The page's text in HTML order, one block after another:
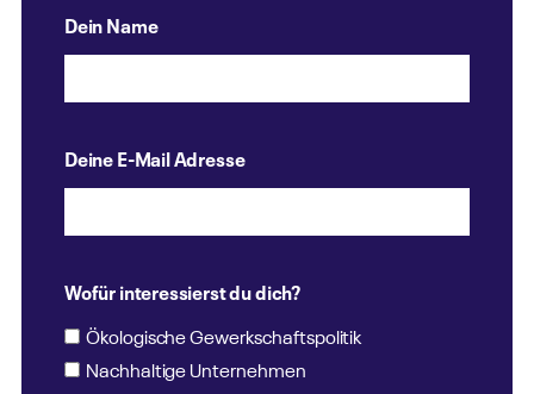
Dein Name
Deine E-Mail Adresse
Wofür interessierst du dich?
Ökologische Gewerkschaftspolitik
Nachhaltige Unternehmen